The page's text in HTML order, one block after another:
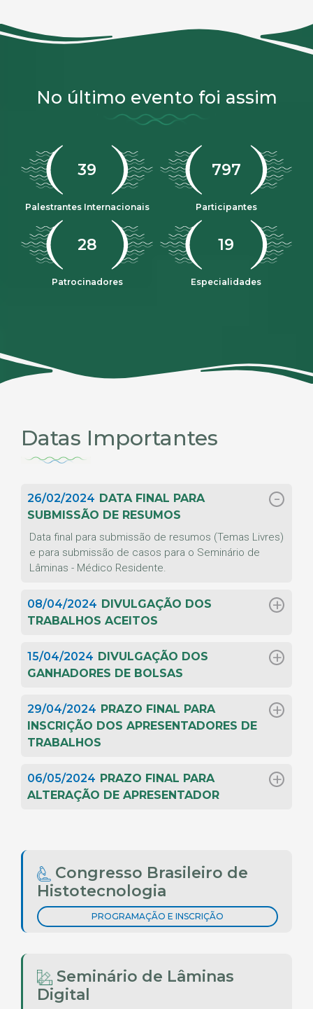
No último evento foi assim
47
Palestrantes Internacionais
968
Participantes
33
Patrocinadores
23
Especialidades
Datas Importantes
26/02/2024 DATA FINAL PARA
SUBMISSÃO DE RESUMOS
Data final para submissão de resumos (Temas Livres)
e para submissão de casos para o Seminário de
Lâminas - Médico Residente.
08/04/2024 DIVULGAÇÃO DOS
TRABALHOS ACEITOS
15/04/2024 DIVULGAÇÃO DOS
GANHADORES DE BOLSAS
29/04/2024 PRAZO FINAL PARA
INSCRIÇÃO DOS APRESENTADORES DE
TRABALHOS
06/05/2024 PRAZO FINAL PARA
ALTERAÇÃO DE APRESENTADOR
Congresso Brasileiro de
Histotecnologia
PROGRAMAÇÃO E INSCRIÇÃO
Seminário de Lâminas
Digital